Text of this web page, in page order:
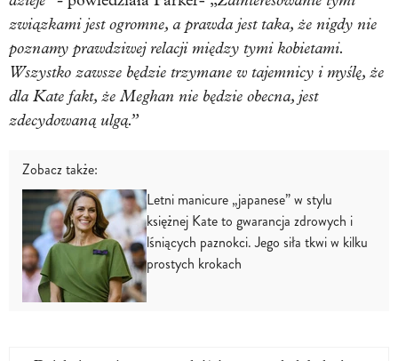
związkami jest ogromne, a prawda jest taka, że nigdy nie
poznamy prawdziwej relacji między tymi kobietami.
Wszystko zawsze będzie trzymane w tajemnicy i myślę, że
dla Kate fakt, że Meghan nie będzie obecna, jest
zdecydowaną ulgą.”
Zobacz także:
Letni manicure „japanese” w stylu
księżnej Kate to gwarancja zdrowych i
lśniących paznokci. Jego siła tkwi w kilku
prostych krokach